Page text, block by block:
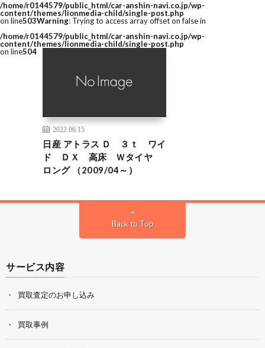
/home/r0144579/public_html/car-anshin-navi.co.jp/wp-
content/themes/lionmedia-child/single-post.php
on line503Warning: Trying to access array offset on false in
/home/r0144579/public_html/car-anshin-navi.co.jp/wp-
content/themes/lionmedia-child/single-post.php
on line504
2022.06.15
日産 アトラス Ｄ ３ｔ ワイ
ド ＤＸ 高床 Ｗタイヤ
ロング （2009/04～）
Back to Top
サービス内容
買取査定のお申し込み
買取事例